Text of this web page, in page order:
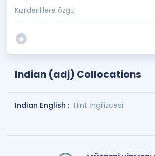
Kızılderililere özgü
Indian (adj) Collocations
Indian English : Hint İngilizcesi